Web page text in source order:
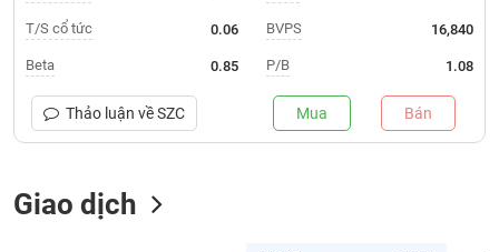
Trạng
thái
phiếu
thị
trường
T/S cổ tức 0.06
Beta 0.85
BVPS 16,840
P/B 1.08
Thảo luận vềSZC Mua Bán
Giao dịch
NGÀNH
NGHIỆP